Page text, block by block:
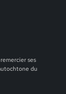
ses
du